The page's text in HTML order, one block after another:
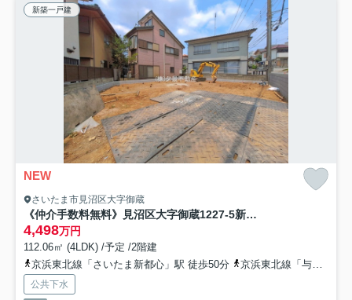
新築一戸建
NEW
さいたま市見沼区大字御蔵
《仲介手数料無料》見沼区大字御蔵1227-5新築一戸建てケイアイグレイス
4,498万円
112.06㎡ (4LDK) /予定 /2階建
京浜東北線「さいたま新都心」駅 徒歩50分
京浜東北線「与野」駅 徒歩52分
公共下水